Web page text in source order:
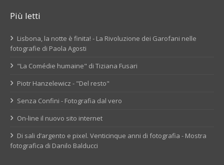
Più letti
Lisbona, la notte è finita! - La Rivoluzione dei Garofani nelle
fotografie di Paola Agosti
"La Comédie humaine" di Tiziana Fusari
Piotr Hanzelewicz - "Del resto"
Senza Confini - Fotografia dal vero
On-line il nuovo sito internet
Di sali d’argento e pixel. Venticinque anni di fotografia - Mostra
fotografica di Danilo Balducci